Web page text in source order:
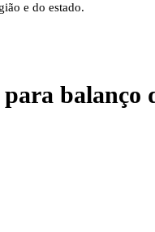
e do estado.
balanço